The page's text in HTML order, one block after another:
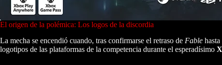
El origen de la polémica: Los logos de la discordia
La mecha se encendió cuando, tras confirmarse el retraso de Fable
logotipos de las plataformas de la competencia durante el esperadísimo